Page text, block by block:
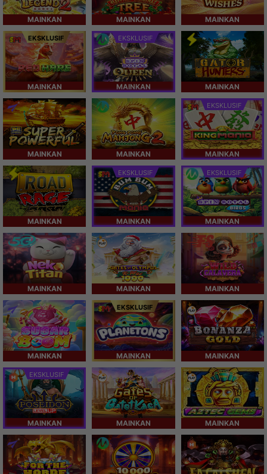
MAINKAN MAINKAN MAINKAN
EKSKLUSIF
MAINKAN
EKSKLUSIF
MAINKAN MAINKAN
MAINKAN MAINKAN
EKSKLUSIF
MAINKAN
MAINKAN
EKSKLUSIF
MAINKAN
EKSKLUSIF
MAINKAN
MAINKAN MAINKAN MAINKAN
MAINKAN
EKSKLUSIF
MAINKAN MAINKAN
EKSKLUSIF
MAINKAN MAINKAN MAINKAN